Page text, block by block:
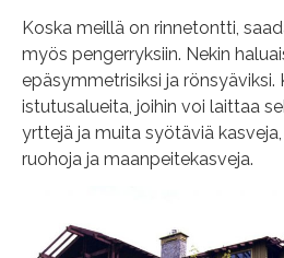
Koska meillä on rinnetontti,
myös pengerryksiin. Nekin
epäsymmetrisiksi ja rönsyäviksi.
istutusalueita, joihin voi laittaa
yrttejä ja muita syötäviä kasveja,
ruohoja ja maanpeitekasveja.